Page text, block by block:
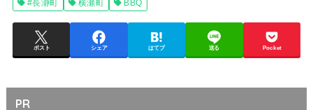
#長瀞町
横瀬町 BBQ
ポスト シェア はてブ 送る Pocket
PR